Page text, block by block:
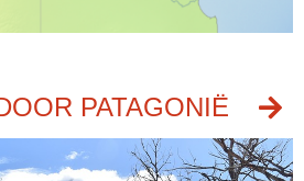
PATAGONIË